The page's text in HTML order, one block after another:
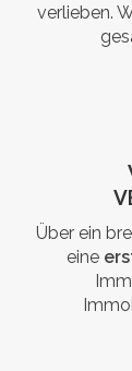
verlieben.
Über ein
eine